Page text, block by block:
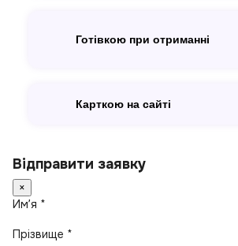
Готівкою при отриманні
Карткою на сайті
Відправити заявку
×
Имʼя *
Прізвище *